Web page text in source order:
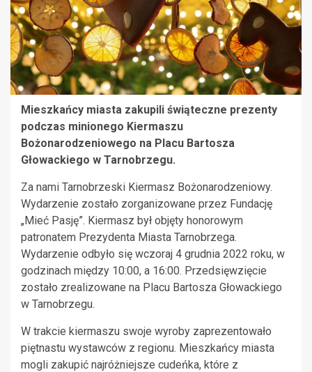
Mieszkańcy miasta zakupili świąteczne prezenty
podczas minionego Kiermaszu
Bożonarodzeniowego na Placu Bartosza
Głowackiego w Tarnobrzegu.
Za nami Tarnobrzeski Kiermasz Bożonarodzeniowy.
Wydarzenie zostało zorganizowane przez Fundację
„Mieć Pasję”. Kiermasz był objęty honorowym
patronatem Prezydenta Miasta Tarnobrzega.
Wydarzenie odbyło się wczoraj 4 grudnia 2022 roku, w
godzinach między 10:00, a 16:00. Przedsięwzięcie
zostało zrealizowane na Placu Bartosza Głowackiego
w Tarnobrzegu.
W trakcie kiermaszu swoje wyroby zaprezentowało
piętnastu wystawców z regionu. Mieszkańcy miasta
mogli zakupić najróżniejsze cudeńka, które z